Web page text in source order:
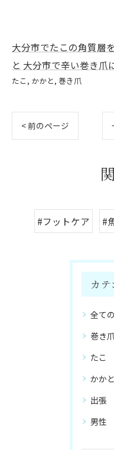
大分市でたこの角質層
と 大分市で辛い巻き爪
たこ かかと 巻き爪
< 前のページ
#フットケア #
カテ
全て
巻き爪
たこ
かかと
出張
男性